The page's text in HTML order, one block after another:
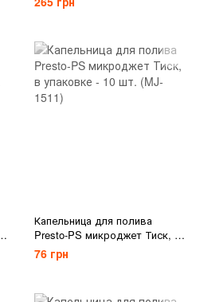
Капельница для полива
Presto-PS микроджет Тиск, в
упаковке - 10 шт. (MJ-1511)
76 грн